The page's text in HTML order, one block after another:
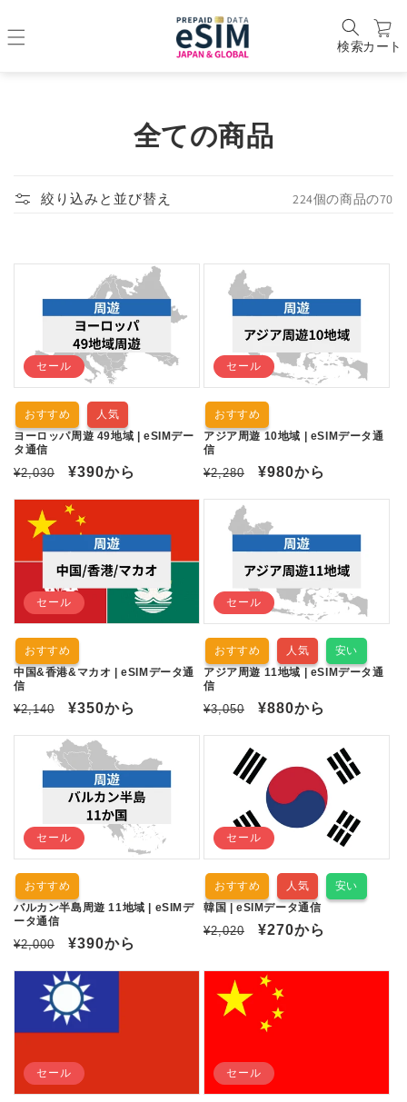
検索カート
コ
ク
ョ
ン
:
全ての商品
絞り込みと並び替え 224個の商品の70
セール
おすすめ
人気
ヨーロッパ周遊 49地域 | eSIMデー
タ通信
通
¥2,030
セ
ル
価
¥390から
セール
おすすめ
アジア周遊 10地域 | eSIMデータ通
信
通
¥2,280
セ
価
¥980から
セール
おすすめ
中国&香港&マカオ | eSIMデータ通
信
通
¥2,140
セ
ル
価
格
¥350から
セール
おすすめ 人気
安い
アジア周遊 11地域 | eSIMデータ通
信
通
¥3,050
セ
ル
価
格
¥880から
セール
おすすめ
バルカン半島周遊 11地域 | eSIMデ
ータ通信
通
¥2,000
セ
ル
価
格
¥390から
セール
おすすめ 人気
安い
韓国 | eSIMデータ通信
通
価
格
¥2,020
セ
ル
価
格
¥270から
セール セール